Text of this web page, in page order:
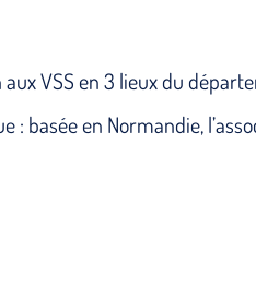
VSS en 3 lieux du
: basée en Normandie,